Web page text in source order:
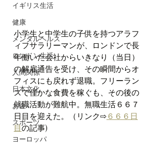
イギリス生活
健康
メンタルヘルス
ロンドン生活
人間関係
日本文化
お金
スポーツ
ヨーロッパ
小学生と中学生の子供を持つアラフ
ィフサラリーマンが、ロンドンで長
年働いた会社からいきなり（当日）
の解雇通告を受け、その瞬間からオ
フィスにも戻れず退職。フリーラン
スで僅かな食費を稼ぐも、その後の
就職活動が難航中。無職生活６６７
日目を迎えた。（リンク⇨６６６日
目の記事)